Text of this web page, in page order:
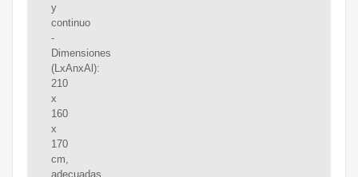
y
continuo
-
Dimensiones
(LxAnxAl):
210
x
160
x
170
cm,
adecuadas